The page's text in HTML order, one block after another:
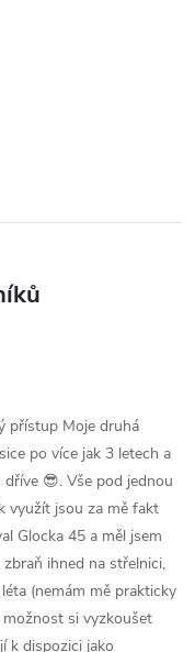
přístup Moje druhá
po více jak 3 letech a
😎. Vše pod jednou
využít jsou za mě fakt
Glocka 45 a měl jsem
ihned na střelnici,
(nemám mě prakticky
si vyzkoušet
k dispozici jako